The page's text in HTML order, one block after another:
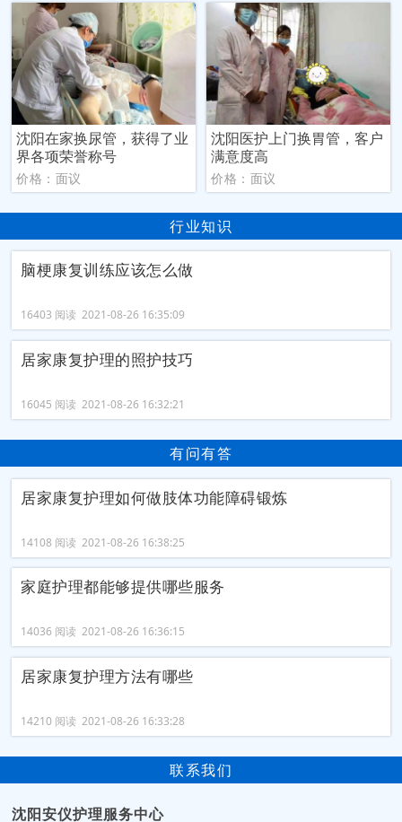
沈阳在家换尿管，获得了业
界各项荣誉称号
价格：面议
沈阳医护上门换胃管，客户
满意度高
价格：面议
行业知识
脑梗康复训练应该怎么做
16403 阅读 2021-08-26 16:35:09
居家康复护理的照护技巧
16045 阅读 2021-08-26 16:32:21
有问有答
居家康复护理如何做肢体功能障碍锻炼
14108 阅读 2021-08-26 16:38:25
家庭护理都能够提供哪些服务
14036 阅读 2021-08-26 16:36:15
居家康复护理方法有哪些
14210 阅读 2021-08-26 16:33:28
联系我们
沈阳安仪护理服务中心